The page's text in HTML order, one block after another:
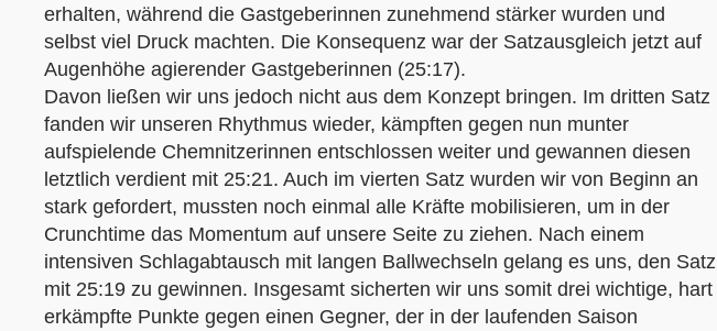
erhalten, während die Gastgeberinnen zunehmend stärker wurden und
selbst viel Druck machten. Die Konsequenz war der Satzausgleich jetzt auf
Augenhöhe agierender Gastgeberinnen (25:17).
Davon ließen wir uns jedoch nicht aus dem Konzept bringen. Im dritten Satz
fanden wir unseren Rhythmus wieder, kämpften gegen nun munter
aufspielende Chemnitzerinnen entschlossen weiter und gewannen diesen
letztlich verdient mit 25:21. Auch im vierten Satz wurden wir von Beginn an
stark gefordert, mussten noch einmal alle Kräfte mobilisieren, um in der
Crunchtime das Momentum auf unsere Seite zu ziehen. Nach einem
intensiven Schlagabtausch mit langen Ballwechseln gelang es uns, den Satz
mit 25:19 zu gewinnen. Insgesamt sicherten wir uns somit drei wichtige, hart
erkämpfte Punkte gegen einen Gegner, der in der laufenden Saison